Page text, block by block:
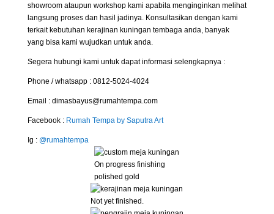
showroom ataupun workshop kami apabila menginginkan melihat
langsung proses dan hasil jadinya. Konsultasikan dengan kami
terkait kebutuhan kerajinan kuningan tembaga anda, banyak
yang bisa kami wujudkan untuk anda.
Segera hubungi kami untuk dapat informasi selengkapnya :
Phone / whatsapp : 0812-5024-4024
Email : dimasbayus@rumahtempa.com
Facebook : Rumah Tempa by Saputra Art
Ig : @rumahtempa
On progress finishing
polished gold
Not yet finished.